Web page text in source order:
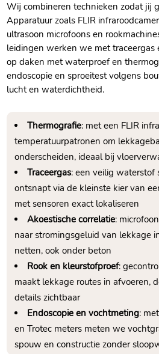
Wij combineren technieken zodat jij
Apparatuur zoals FLIR
ultrasoon microfoons en
leidingen werken we met traceergas
op daken met waterproef en
endoscopie en sproeitest volgens
lucht en waterdichtheid.
Thermografie: met een FLIR
temperatuurpatronen om
onderscheiden, ideaal bij
Traceergas: een veilig waterstof
ontsnapt via de kleinste kier van
met sensoren exact lokaliseren
Akoestische correlatie:
naar stromingsgeluid van lekkage
netten, ook onder beton
Rook en kleurstofproef:
maakt lekkage routes in afvoeren,
details zichtbaar
Endoscopie en vochtmeting:
en Trotec meters meten we
spouw en constructie zonder